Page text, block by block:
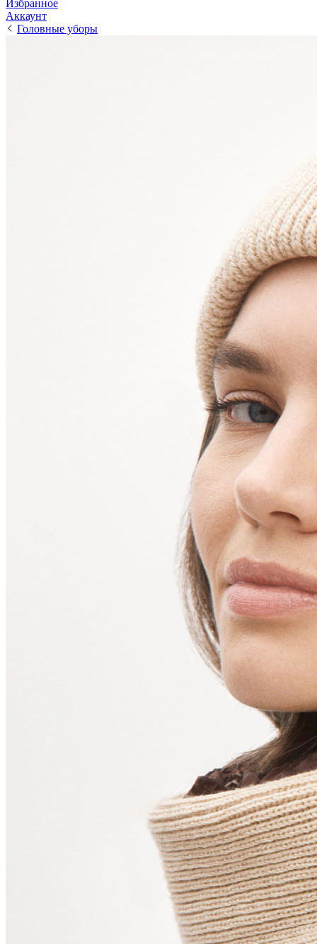
Избранное
Аккаунт
Головные уборы